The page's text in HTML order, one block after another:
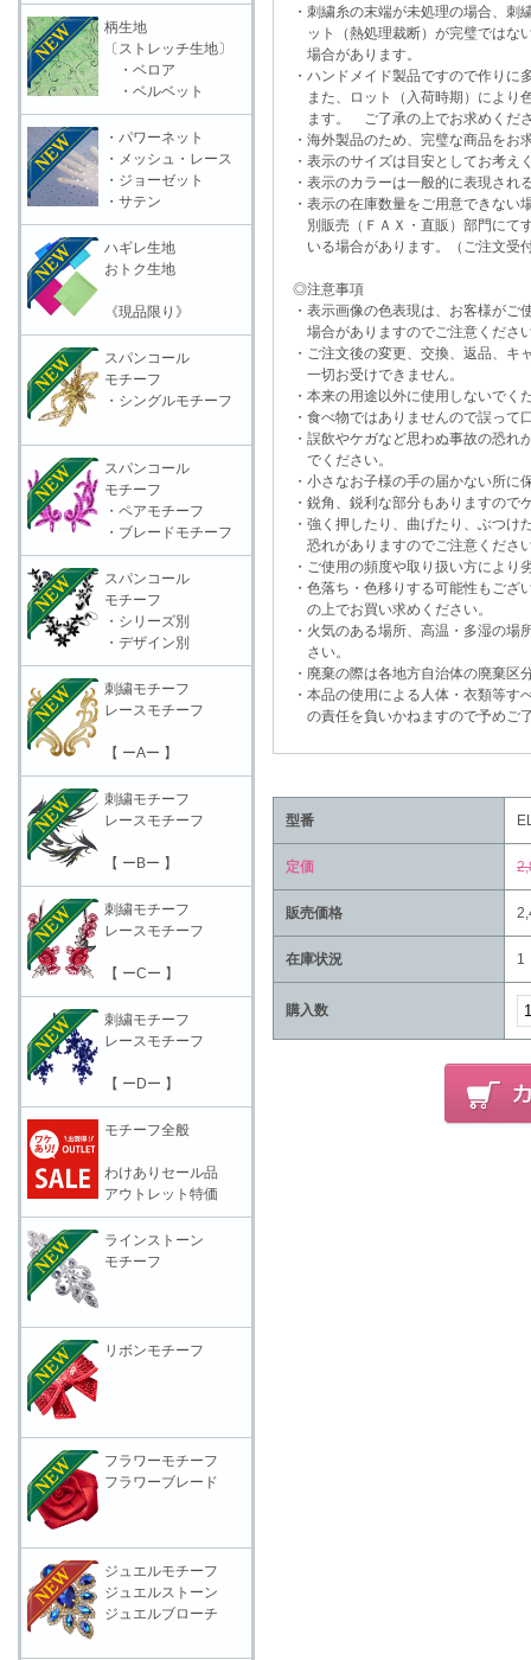
・刺繍糸の末端が未処理の場合、刺
ット（熱処理裁断）が完璧ではな
場合があります。
・ハンドメイド製品ですので作りに
また、ロット（入荷時期）により
ます。 ご了承の上でお求めくだ
・海外製品のため、完璧な商品をお
・表示のサイズは目安としてお考え
・表示のカラーは一般的に表現され
・表示の在庫数量をご用意できな
別販売（ＦＡＸ・直販）部門にて
いる場合があります。（ご注文受
◎注意事項
・表示画像の色表現は、お客様がご
場合がありますのでご注意くださ
・ご注文後の変更、交換、返品、キ
一切お受けできません。
・本来の用途以外に使用しないでく
・食べ物ではありませんので誤って
・誤飲やケガなど思わぬ事故の恐れ
でください。
・小さなお子様の手の届かない所に
・鋭角、鋭利な部分もありますので
・強く押したり、曲げたり、ぶつけ
恐れがありますのでご注意くださ
・ご使用の頻度や取り扱い方により
・色落ち・色移りする可能性もござ
の上でお買い求めください。
・火気のある場所、高温・多湿の場
さい。
・廃棄の際は各地方自治体の廃棄区
・本品の使用による人体・衣類等す
の責任を負いかねますので予めご
型番
定価
販売価格
在庫状況 1
購入数
柄生地
〔ストレッチ生地〕
・ベロア
・ベルベット
・パワーネット
・メッシュ・レース
・ジョーゼット
・サテン
ハギレ生地
おトク生地
《現品限り》
スパンコール
モチーフ
・シングルモチーフ
スパンコール
モチーフ
・ペアモチーフ
・ブレードモチーフ
スパンコール
モチーフ
・シリーズ別
・デザイン別
刺繍モチーフ
レースモチーフ
【 ーAー 】
刺繍モチーフ
レースモチーフ
【 ーBー 】
刺繍モチーフ
レースモチーフ
【 ーCー 】
刺繍モチーフ
レースモチーフ
【 ーDー 】
モチーフ全般
わけありセール品
アウトレット特価
ラインストーン
モチーフ
リボンモチーフ
フラワーモチーフ
フラワーブレード
ジュエルモチーフ
ジュエルストーン
ジュエルブローチ